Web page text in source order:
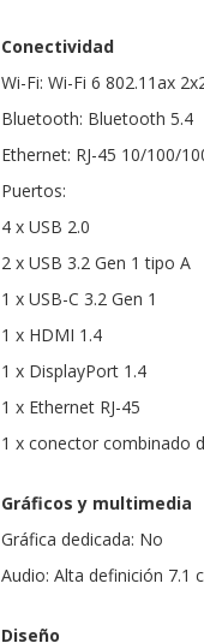
Conectividad
Wi-Fi: Wi-Fi 6 802.11ax
Bluetooth: Bluetooth 5.4
Ethernet: RJ-45 10/100/
Puertos:
4 x USB 2.0
2 x USB 3.2 Gen 1 tipo A
1 x USB-C 3.2 Gen 1
1 x HDMI 1.4
1 x DisplayPort 1.4
1 x Ethernet RJ-45
1 x conector combinado
Gráficos y multimedia
Gráfica dedicada: No
Audio: Alta definición 7.1
Diseño